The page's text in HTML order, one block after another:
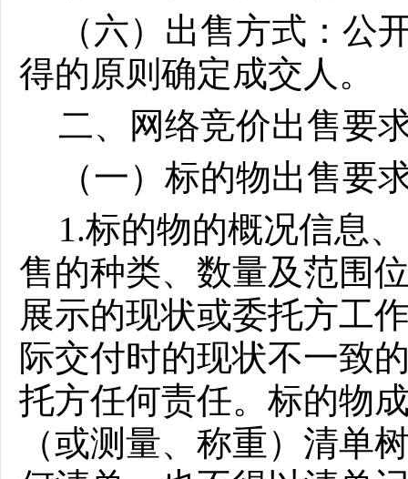
（六）出售方式：公
得的原则确定成交人。
二、网络竞价出售要
（一）标的物出售要
1.标的物的概况信息
售的种类、数量及范围
展示的现状或委托方工
际交付时的现状不一致
托方任何责任。标的物
（或测量、称重）清单